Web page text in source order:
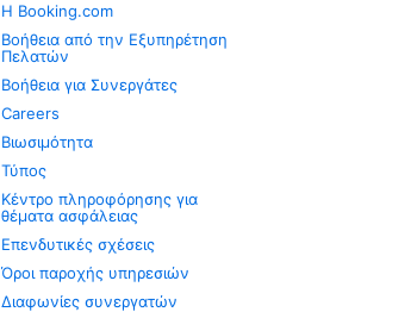
Η Booking.com
Βοήθεια από την Εξυπηρέτηση
Πελατών
Βοήθεια για Συνεργάτες
Careers
Βιωσιμότητα
Τύπος
Κέντρο πληροφόρησης για
θέματα ασφάλειας
Επενδυτικές σχέσεις
Όροι παροχής υπηρεσιών
Διαφωνίες συνεργατών